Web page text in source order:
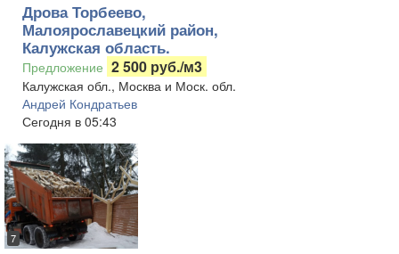
Дрова Торбеево,
Малоярославецкий район,
Калужская область.
Предложение 2 500 руб./м3
Калужская обл., Москва и Моск. обл.
Андрей Кондратьев
Сегодня в 05:43
7